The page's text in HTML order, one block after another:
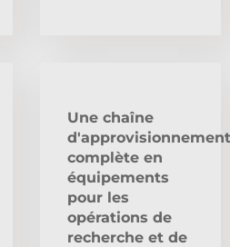
Une chaîne
d'approvisionnement
complète en
équipements
pour les
opérations de
recherche et de